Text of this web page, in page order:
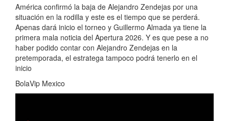
América confirmó la baja de Alejandro Zendejas por una
situación en la rodilla y este es el tiempo que se perderá.
Apenas dará inicio el torneo y Guillermo Almada ya tiene la
primera mala noticia del Apertura 2026. Y es que pese a no
haber podido contar con Alejandro Zendejas en la
pretemporada, el estratega tampoco podrá tenerlo en el
inicio
BolaVip Mexico